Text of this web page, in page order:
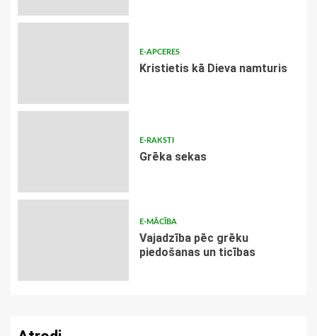
E-APCERES
Kristietis kā Dieva namturis
E-RAKSTI
Grēka sekas
E-MĀCĪBA
Vajadzība pēc grēku
piedošanas un ticības